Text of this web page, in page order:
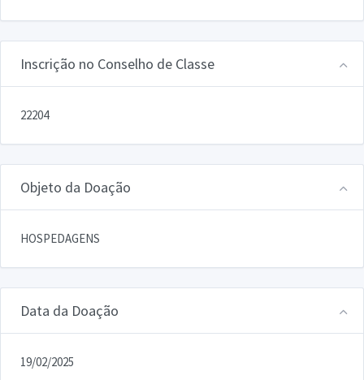
Inscrição no Conselho de Classe
22204
Objeto da Doação
HOSPEDAGENS
Data da Doação
19/02/2025